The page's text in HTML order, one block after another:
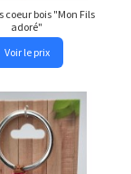
coeur bois "Mon Fils
adoré"
Voir le prix